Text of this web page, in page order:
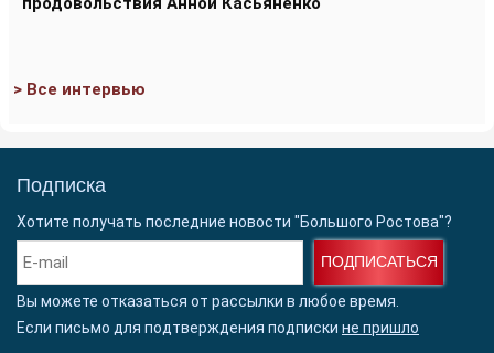
> Все интервью
Подписка
Хотите получать последние новости "Большого Ростова"?
ПОДПИСАТЬСЯ
Вы можете отказаться от рассылки в любое время.
Если письмо для подтверждения подписки не пришло